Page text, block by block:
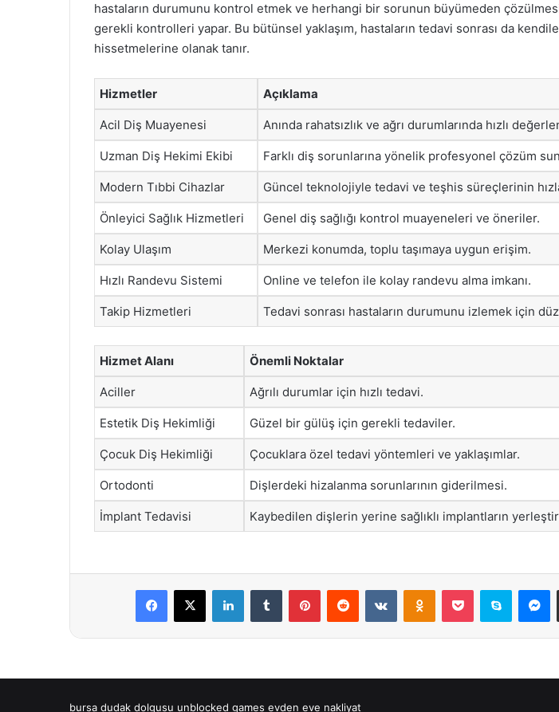
hastaların durumunu kontrol etmek ve herhangi bir sorunun büyümeden
gerekli kontrolleri yapar. Bu bütünsel yaklaşım, hastaların tedavi sonrası da
hissetmelerine olanak tanır.
Hizmetler Açıklama
Acil Diş Muayenesi Anında rahatsızlık ve ağrı durumlarında hızlı
Uzman Diş Hekimi Ekibi Farklı diş sorunlarına yönelik profesyonel çözüm
Modern Tıbbi Cihazlar Güncel teknolojiyle tedavi ve teşhis süreçlerinin
Önleyici Sağlık Hizmetleri Genel diş sağlığı kontrol muayeneleri ve öneriler.
Kolay Ulaşım Merkezi konumda, toplu taşımaya uygun erişim.
Hızlı Randevu Sistemi Online ve telefon ile kolay randevu alma imkanı.
Takip Hizmetleri Tedavi sonrası hastaların durumunu izlemek için
Hizmet Alanı Önemli Noktalar
Aciller Ağrılı durumlar için hızlı tedavi.
Estetik Diş Hekimliği Güzel bir gülüş için gerekli tedaviler.
Çocuk Diş Hekimliği Çocuklara özel tedavi yöntemleri ve yaklaşımlar.
Ortodonti Dişlerdeki hizalanma sorunlarının giderilmesi.
İmplant Tedavisi Kaybedilen dişlerin yerine sağlıklı implantların
Facebook
X LinkedInTumblr PinterestReddit VKontakteOdnoklassniki
Pocket Skype
bursa dudak dolgusu unblocked games evden eve nakliyat